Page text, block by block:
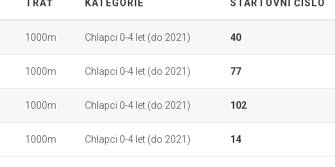
TRAŤ KATEGORIE STARTOVNÍ ČÍSLO
1000m Chlapci 0-4 let (do 2021) 40
1000m Chlapci 0-4 let (do 2021) 77
1000m Chlapci 0-4 let (do 2021) 102
1000m Chlapci 0-4 let (do 2021) 14